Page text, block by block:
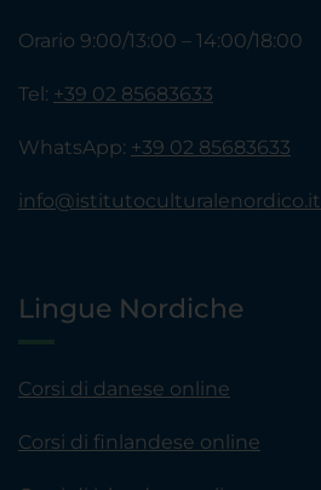
Orario 9:00/13:00 – 14:00/18:00
Tel: +39 02 85683633
WhatsApp: +39 02 85683633
info@istitutoculturalenordico.it
Lingue Nordiche
Corsi di danese online
Corsi di finlandese online